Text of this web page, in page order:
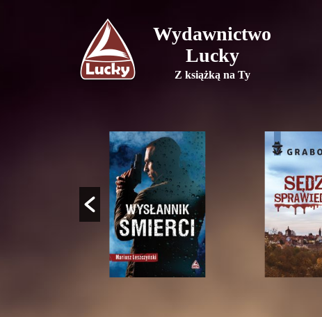
Wydawnictwo
Lucky
Z książką na Ty